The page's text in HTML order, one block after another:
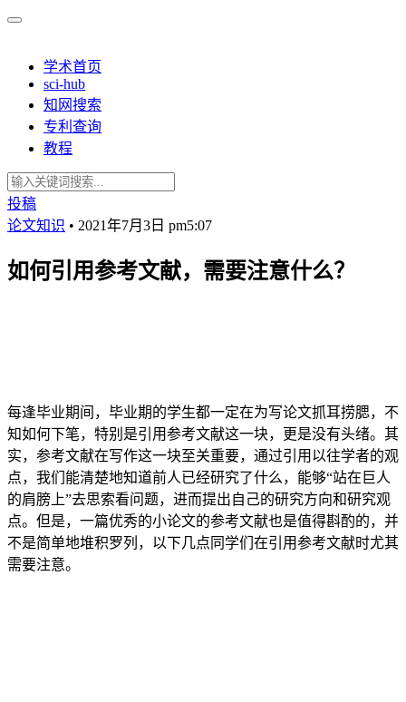
学术首页
sci-hub
知网搜索
专利查询
教程
投稿
论文知识 • 2021年7月3日 pm5:07
如何引用参考文献，需要注意什么？
每逢毕业期间，毕业期的学生都一定在为写论文抓耳捞腮，不
知如何下笔，特别是引用参考文献这一块，更是没有头绪。其
实，参考文献在写作这一块至关重要，通过引用以往学者的观
点，我们能清楚地知道前人已经研究了什么，能够“站在巨人
的肩膀上”去思索看问题，进而提出自己的研究方向和研究观
点。但是，一篇优秀的小论文的参考文献也是值得斟酌的，并
不是简单地堆积罗列，以下几点同学们在引用参考文献时尤其
需要注意。